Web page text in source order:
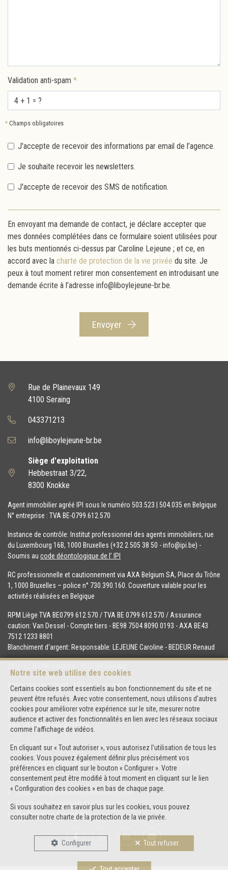
Validation anti-spam *
* Champs obligatoires
J'accepte de recevoir des informations par email de l’agence.
Je souhaite recevoir les newsletters.
J'accepte de recevoir des SMS de notification.
En envoyant ma demande de contact, je déclare accepter que
mes données complétées dans ce formulaire soient utilisées pour
les buts mentionnés ci-dessus par Caroline Lejeune ; et ce, en
accord avec la charte de protection de la vie privée du site. Je
peux à tout moment retirer mon consentement en introduisant une
demande écrite à l’adresse info@liboylejeune-br.be.
Envoyer
Notre site web utilise des cookies
Certains cookies sont essentiels au bon fonctionnement du site et ne
peuvent être refusés. Avec votre consentement, nous utilisons d’autres
cookies pour améliorer votre expérience sur le site, mesurer notre
audience et activer des fonctionnalités en lien avec les réseaux sociaux
comme l’affichage de vidéos.
En cliquant sur « Tout autoriser », vous autorisez l’utilisation de tous les
cookies. Vous pouvez également définir plus précisément vos
préférences en cliquant sur le bouton « Configurer ». Votre
consentement peut être modifié à tout moment en cliquant sur le lien
« Configuration des cookies » en bas de chaque page.
Si vous souhaitez en savoir plus sur les cookies, vous pouvez
consulter notre charte de la protection de la vie privée
Configurer Tout refuser
Rue de Plainevaux 149
4100 Seraing
043371213
info@liboylejeune-br.be
Siège d'exploitation
Hebbestraat 3/22,
8300 Knokke
Agent immobilier agréé IPI sous le numéro 503.523 | 504.035 en Belgique
N° entreprise : TVA BE-0799.612.570
Instance de contrôle: Institut professionnel des agents immobiliers, rue
du Luxembourg 16B, 1000 Bruxelles (+32 2 505 38 50 - info@ipi.be) -
Soumis au code déontologique de l’ IPI
RC professionnelle et cautionnement via AXA Belgium SA, Place du Trône
1, 1000 Bruxelles – police n° 730.390.160. Couverture valable pour les
activités réalisées en Belgique
RPM Liège TVA BE0799 612 570 / TVA BE 0799 612 570 / Assurance
caution: Van Dessel - Compte tiers - BE98 7504 8090 0193 - AXA BE43
7512 1233 8801
Blanchiment d'argent: Responsable: LEJEUNE Caroline - BEDEUR Renaud
Honoraires location* : 10% du loyer annuel avec un min de 600€ soit 726€
TVAC.
Honoraires vente* : 3% avec un forfait min de 5000€ soit TVAC 3,63%
avec un forfait min de 6050€.
*hors TVA (21%)
* Tarifs de base, sous réserve d’adaptation selon les situations
individuelles.
Conditions générales d'utilisation du site
Charte de la protection de la vie privée
Configuration des cookies